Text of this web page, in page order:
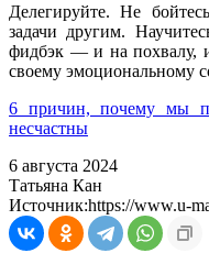
Делегируйте. Не
задачи другим.
фидбэк — и на похвалу,
своему эмоциональному
6 причин, почему мы
несчастны
6 августа 2024
Татьяна Кан
Источник:https://www.u-